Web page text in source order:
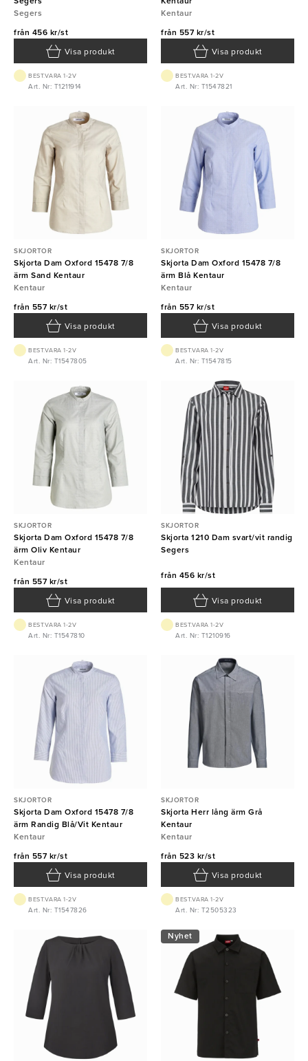
Segers
från 456 kr/st
Visa produkt
BEST.VARA 1-2V
Art. Nr: T1211914
Kentaur
från 557 kr/st
Visa produkt
BEST.VARA 1-2V
Art. Nr: T1547821
SKJORTOR
Skjorta Dam Oxford 15478 7/8
ärm Sand Kentaur
Kentaur
från 557 kr/st
Visa produkt
BEST.VARA 1-2V
Art. Nr: T1547805
SKJORTOR
Skjorta Dam Oxford 15478 7/8
ärm Blå Kentaur
Kentaur
från 557 kr/st
Visa produkt
BEST.VARA 1-2V
Art. Nr: T1547815
SKJORTOR
Skjorta Dam Oxford 15478 7/8
ärm Oliv Kentaur
Kentaur
från 557 kr/st
Visa produkt
BEST.VARA 1-2V
Art. Nr: T1547810
SKJORTOR
Skjorta 1210 Dam svart/vit randig
Segers
från 456 kr/st
Visa produkt
BEST.VARA 1-2V
Art. Nr: T1210916
SKJORTOR
Skjorta Dam Oxford 15478 7/8
ärm Randig Blå/Vit Kentaur
Kentaur
från 557 kr/st
Visa produkt
BEST.VARA 1-2V
Art. Nr: T1547826
SKJORTOR
Skjorta Herr lång ärm Grå
Kentaur
Kentaur
från 523 kr/st
Visa produkt
BEST.VARA 1-2V
Art. Nr: T2505323
Nyhet